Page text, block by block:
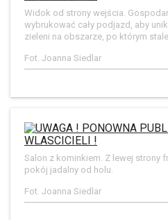
Widok od strony wejścia.
wybrukować cały podjazd, aby
zieleni na obszarze, po którym
Fot. Joanna Siedlar
Salon z kominkiem. Z lewej strony
pokój jadalny od holu.
Fot. Joanna Siedlar